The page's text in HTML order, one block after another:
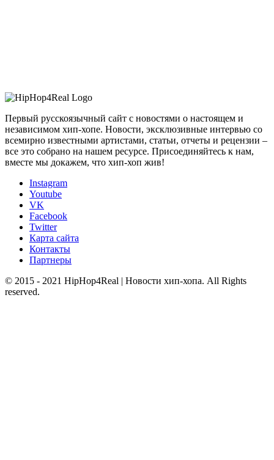
Первый русскоязычный сайт с новостями о настоящем и
независимом хип-хопе. Новости, эксклюзивные интервью со
всемирно известными артистами, статьи, отчеты и рецензии –
все это собрано на нашем ресурсе. Присоединяйтесь к нам,
вместе мы докажем, что хип-хоп жив!
Instagram
Youtube
VK
Facebook
Twitter
Карта сайта
Контакты
Партнеры
© 2015 - 2021 HipHop4Real | Новости хип-хопа. All Rights
reserved.